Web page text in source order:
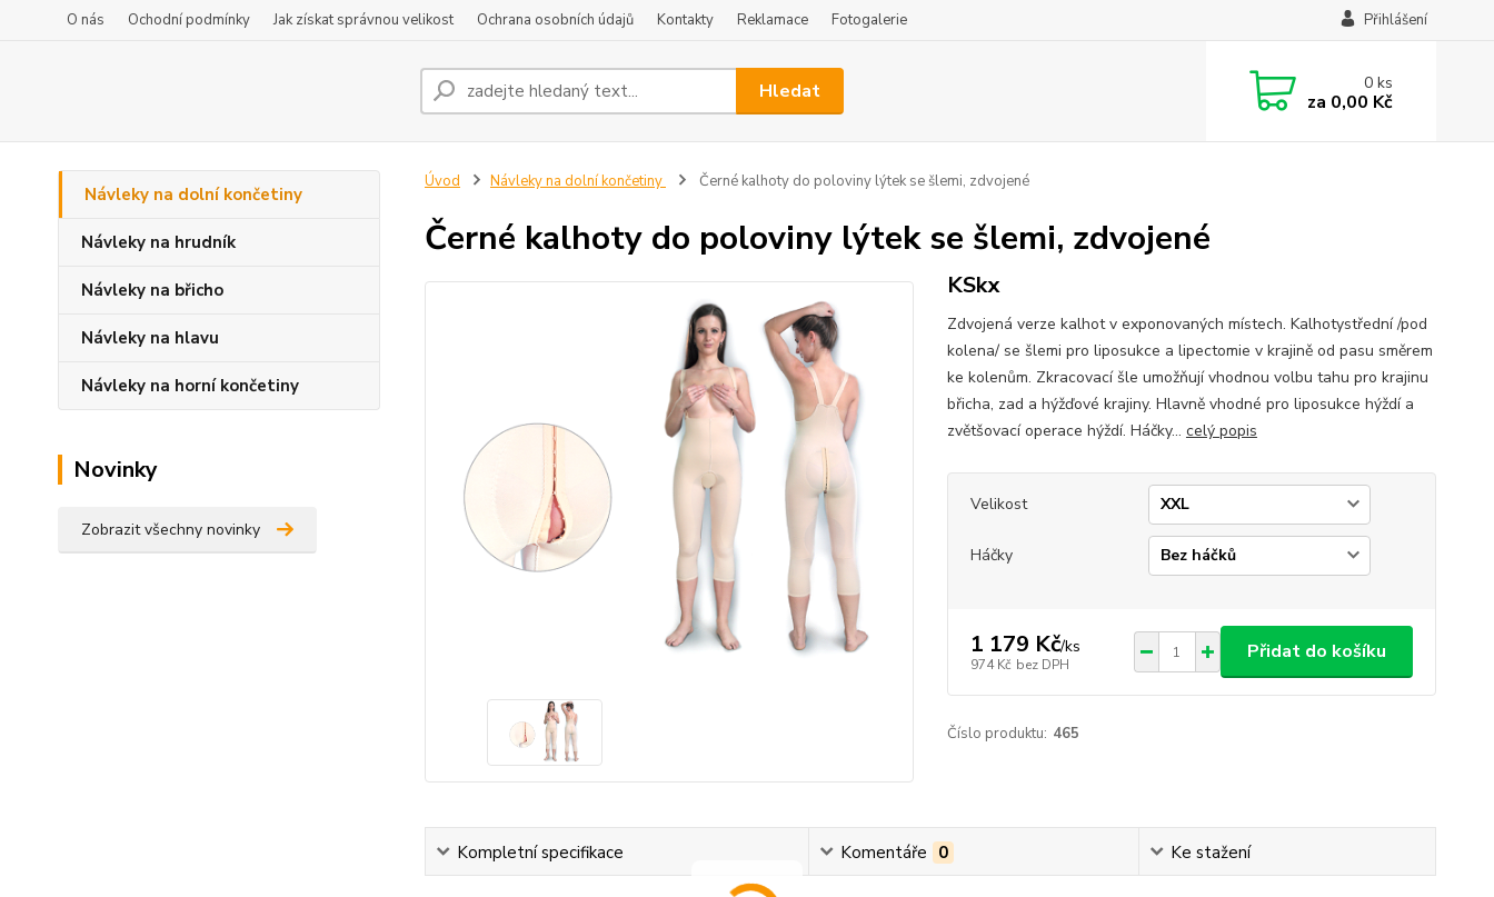
O nás Ochodní podmínky Jak získat správnou velikost Ochrana osobních údajů Kontakty Reklamace Fotogalerie Přihlášení
Hledat 0ks
za 0,00 Kč
Návleky na dolní končetiny
Návleky na hrudník
Návleky na břicho
Návleky na hlavu
Návleky na horní končetiny
Novinky
Zobrazit všechny novinky
Úvod Návleky na dolní končetiny Černé kalhoty do poloviny lýtek se šlemi, zdvojené
Černé kalhoty do poloviny lýtek se šlemi, zdvojené
KSkx
Zdvojená verze kalhot v exponovaných místech. Kalhotystřední /pod
kolena/ se šlemi pro liposukce a lipectomie v krajině od pasu směrem
ke kolenům. Zkracovací šle umožňují vhodnou volbu tahu pro krajinu
břicha, zad a hýžďové krajiny. Hlavně vhodné pro liposukce hýždí a
zvětšovací operace hýždí. Háčky... celý popis
Velikost
Háčky
1 179 Kč/ks
974 Kč bez DPH
Přidat do košíku
Číslo produktu: 465
Kompletní specifikace Komentáře 0 Ke stažení